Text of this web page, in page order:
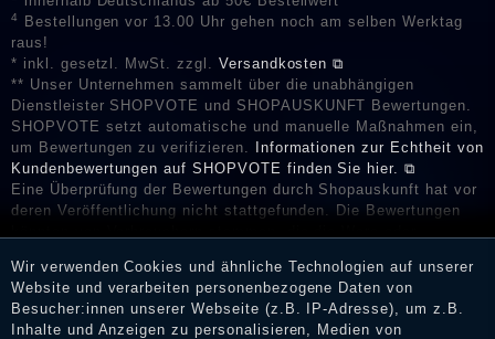
4
Bestellungen vor 13.00 Uhr gehen noch am selben Werktag
raus!
* inkl. gesetzl. MwSt. zzgl. Versandkosten ⧉
** Unser Unternehmen sammelt über die unabhängigen
Dienstleister SHOPVOTE und SHOPAUSKUNFT Bewertungen.
SHOPVOTE setzt automatische und manuelle Maßnahmen ein,
um Bewertungen zu verifizieren.
Informationen zur Echtheit von
Kundenbewertungen auf SHOPVOTE finden Sie hier. ⧉
Eine Überprüfung der Bewertungen durch Shopauskunft hat vor
deren Veröffentlichung nicht stattgefunden. Die Bewertungen
Erhalt einer Benachrichtigungs-E-Mail können Händler die
Bewertungen verifizieren und über die erfolgte Verifizierung im
Shop informieren.
Wir verwenden Cookies und ähnliche Technologien auf unserer
Website und verarbeiten personenbezogene Daten von
Besucher:innen unserer Webseite (z.B. IP-Adresse), um z.B.
Inhalte und Anzeigen zu personalisieren, Medien von